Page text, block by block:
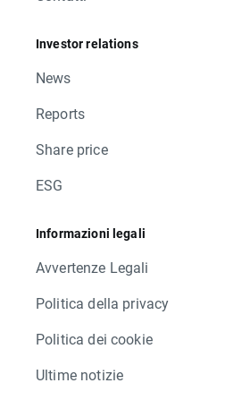
Investor relations
News
Reports
Share price
ESG
Informazioni legali
Avvertenze Legali
Politica della privacy
Politica dei cookie
Ultime notizie